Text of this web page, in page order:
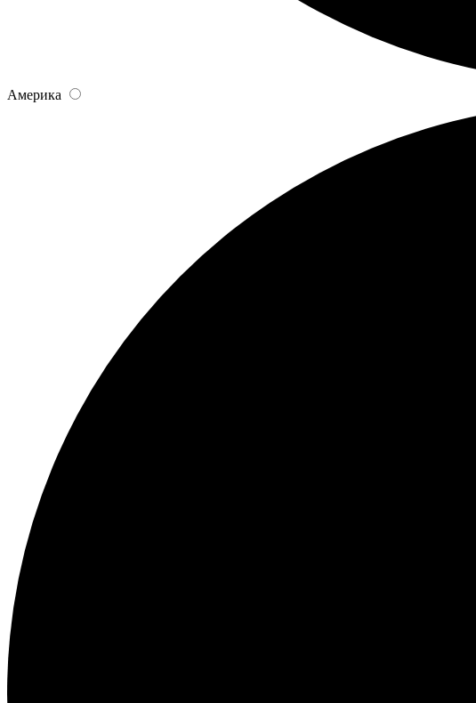
Америка